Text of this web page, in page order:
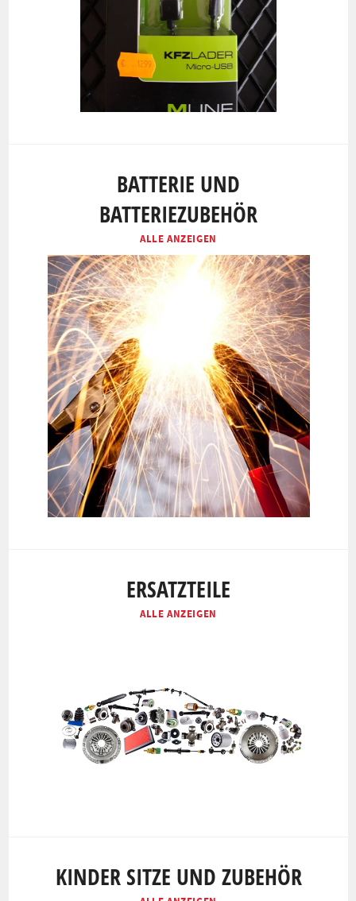
BATTERIE UND
BATTERIEZUBEHÖR
ALLE ANZEIGEN
ERSATZTEILE
ALLE ANZEIGEN
KINDER SITZE UND ZUBEHÖR